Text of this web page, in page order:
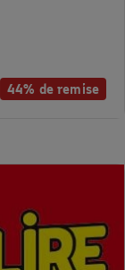
44% de remise